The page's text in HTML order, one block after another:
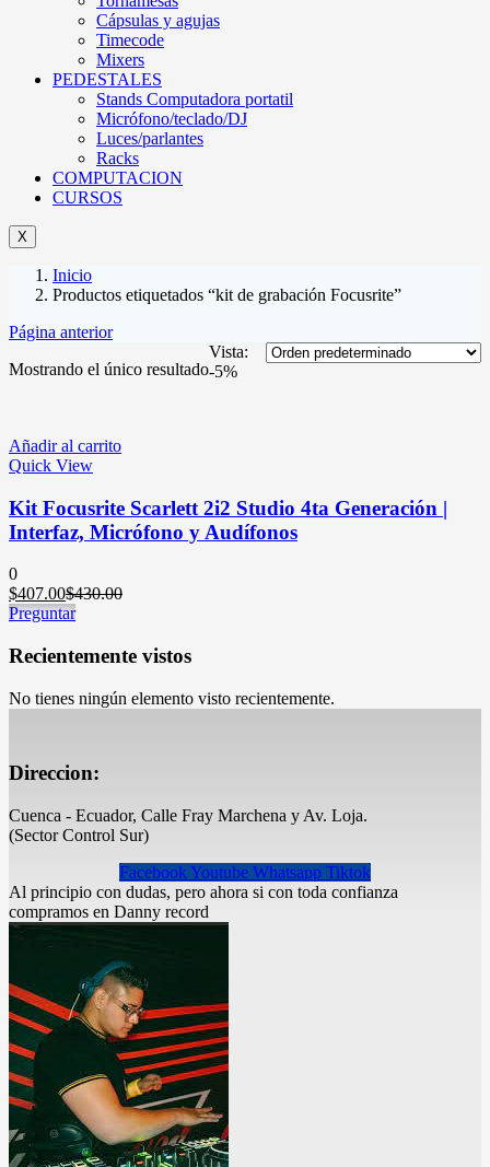
Cápsulas y agujas
Timecode
Mixers
PEDESTALES
Stands Computadora portatil
Micrófono/teclado/DJ
Luces/parlantes
Racks
COMPUTACION
CURSOS
X
Inicio
Productos etiquetados “kit de grabación Focusrite”
Página anterior
Mostrando el único resultado
Vista:
-5%
Añadir al carrito
Quick View
Kit Focusrite Scarlett 2i2 Studio 4ta Generación |
Interfaz, Micrófono y Audífonos
0
$407.00El
precio
es:
$430.00El
era:
Preguntar
Recientemente vistos
No tienes ningún elemento visto recientemente.
Direccion:
Cuenca - Ecuador, Calle Fray Marchena y Av. Loja.
(Sector Control Sur)
Facebook Youtube Whatsapp Tiktok
Al principio con dudas, pero ahora si con toda confianza
compramos en Danny record